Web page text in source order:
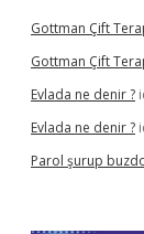
Gottman Çift
Gottman Çift
Evlada ne denir ?
Evlada ne denir ?
Parol şurup